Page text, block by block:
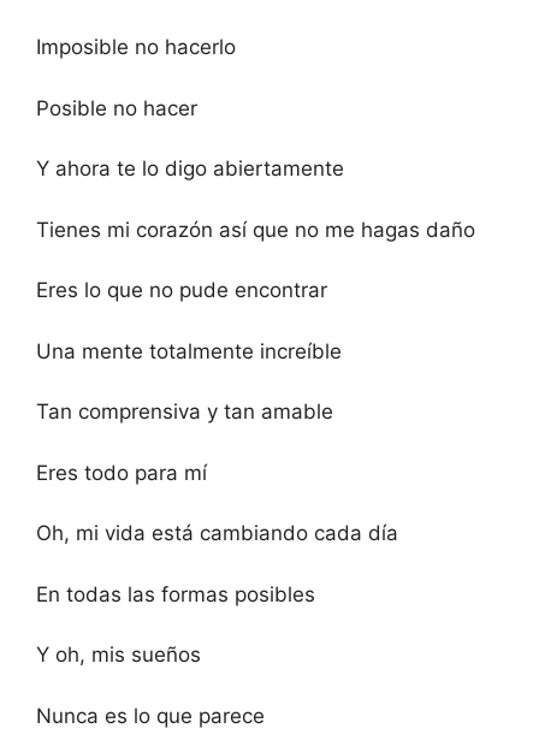
Imposible no hacerlo
Posible no hacer
Y ahora te lo digo abiertamente
Tienes mi corazón así que no me hagas daño
Eres lo que no pude encontrar
Una mente totalmente increíble
Tan comprensiva y tan amable
Eres todo para mí
Oh, mi vida está cambiando cada día
En todas las formas posibles
Y oh, mis sueños
Nunca es lo que parece